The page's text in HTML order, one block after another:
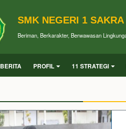
SMK NEGERI 1 SAKRA
Beriman, Berkarakter, Berwawasan
BERITA PROFIL 11 STRATEGI